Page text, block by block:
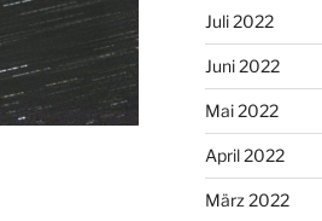
Juli 2022
Juni 2022
Mai 2022
April 2022
März 2022